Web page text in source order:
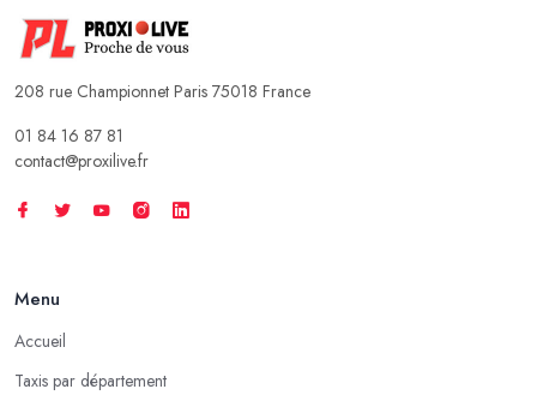
208 rue Championnet Paris 75018 France
01 84 16 87 81
contact@proxilive.fr
Menu
Accueil
Taxis par département